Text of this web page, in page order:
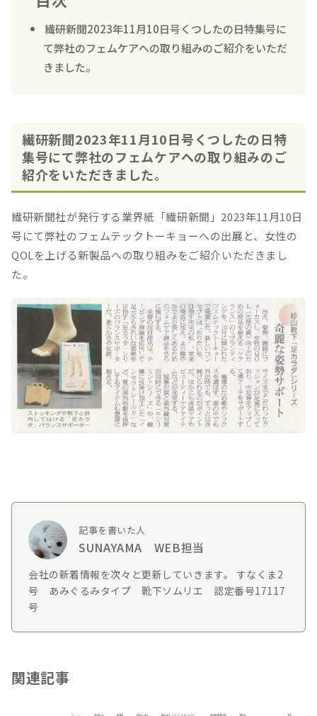
繊研新聞2023年11月10日号くつしたの日特集号に
て弊社のフェムケアへの取り組みのご紹介をいただ
きました。
繊研新聞2023年11月10日号くつしたの日特
集号にて弊社のフェムケアへの取り組みのご
紹介をいただきました。
繊研新聞社が発行する業界紙「繊研新聞」2023年11月10日
号にて弊社のフェムテックトーキョーへの出展と、女性の
QOLを上げる新製品への取り組みをご紹介いただきまし
た。
記事を書いた人
SUNAYAMA WEB担当
会社の新着情報を次々と更新していきます。 すなくま2
号 あみぐるみタイプ 靴下ソムリエ 認定番号17117
号
関連記事